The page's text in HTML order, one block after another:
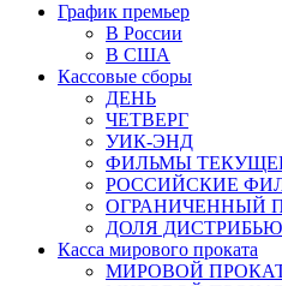
График премьер
В России
В США
Кассовые сборы
ДЕНЬ
ЧЕТВЕРГ
УИК-ЭНД
ФИЛЬМЫ
РОССИЙСКИЕ
ОГРАНИЧЕННЫЙ
ДОЛЯ
Касса мирового проката
МИРОВОЙ